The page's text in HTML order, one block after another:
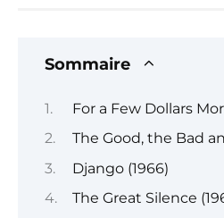
Sommaire
For a Few Dollars
The Good, the Bad
Django (1966)
The Great Silence